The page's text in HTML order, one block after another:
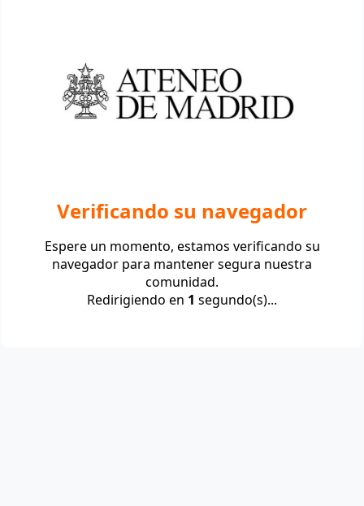
Verificando su navegador
Espere un momento, estamos verificando su
navegador para mantener segura nuestra
comunidad.
Redirigiendo en 1 segundo(s)...